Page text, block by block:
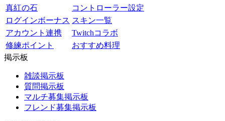
真紅の石
コントローラー設定
ログインボーナス スキン一覧
アカウント連携
Twitchコラボ
修練ポイント
おすすめ料理
掲示板
雑談掲示板
質問掲示板
マルチ募集掲示板
フレンド募集掲示板